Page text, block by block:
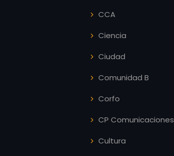
CCA
Ciencia
Ciudad
Comunidad B
Corfo
CP Comunicaciones
Cultura